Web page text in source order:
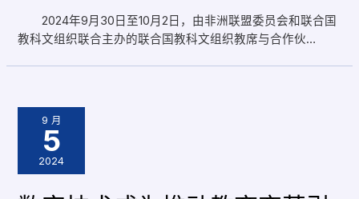
2024年9月30日至10月2日，由非洲联盟委员会和联合国
教科文组织联合主办的联合国教科文组织教席与合作伙…
9 月
5
2024